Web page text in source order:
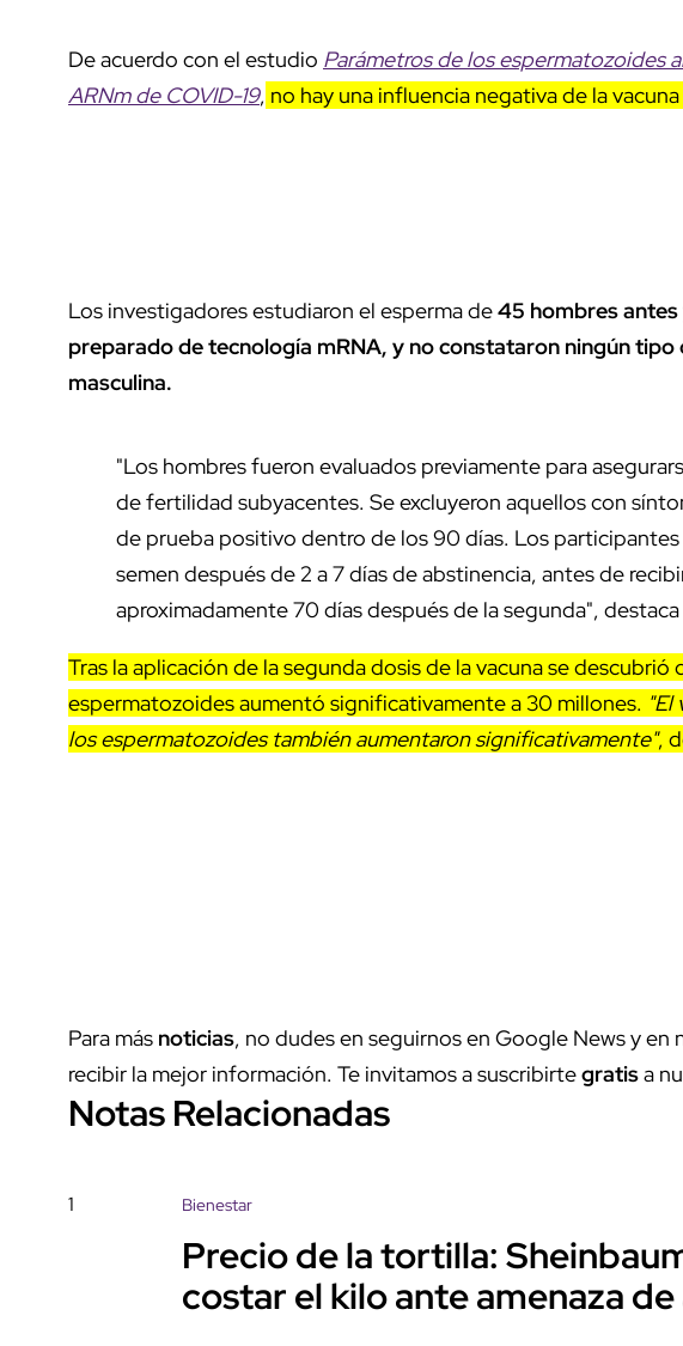
De acuerdo con el estudio Parámetros de los espermatozoides
ARNm de COVID-19, no hay una influencia negativa de la
Los investigadores estudiaron el esperma de45 hombres antes
preparado de tecnología mRNA, y no constataron ningún
masculina.
"Los hombres fueron evaluados previamente para
de fertilidad subyacentes. Se excluyeron aquellos con
de prueba positivo dentro de los 90 días. Los
semen después de 2 a 7 días de abstinencia, antes de
aproximadamente 70 días después de la segunda",
Tras la aplicación de la segunda dosis de la vacuna se
espermatozoides aumentó significativamente a 30 millones. "El
los espermatozoides también aumentaron significativamente",
Para más noticias, no dudes en seguirnos en Google News y en
recibir la mejor información. Te invitamos a suscribirtegratisa
Notas Relacionadas
1 Bienestar
Precio de la tortilla:
costar el kilo ante amenaza de